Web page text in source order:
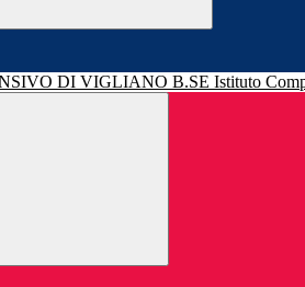
Istituto